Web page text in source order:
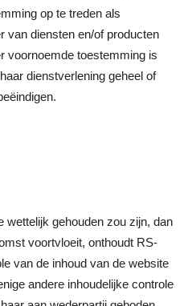
op te treden als
van diensten en/of producten
voornoemde toestemming is
dienstverlening geheel of
wettelijk gehouden zou zijn, dan
voortvloeit, onthoudt RS-
van de inhoud van de website
andere inhoudelijke controle